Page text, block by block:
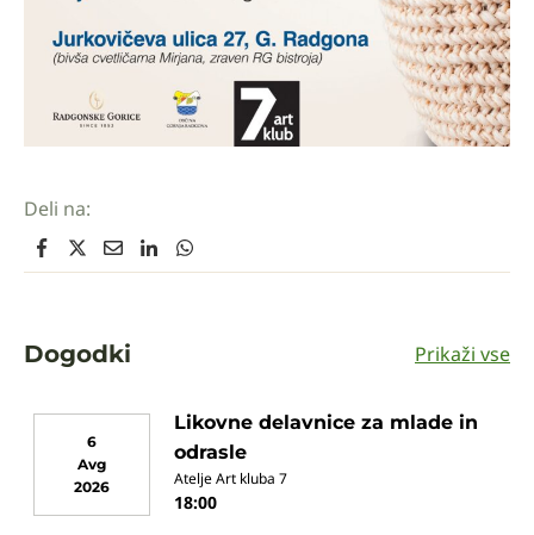
Deli na:
Dogodki Prikaži vse
6
Avg
2026
Likovne delavnice za mlade in
odrasle
Atelje Art kluba 7
18:00